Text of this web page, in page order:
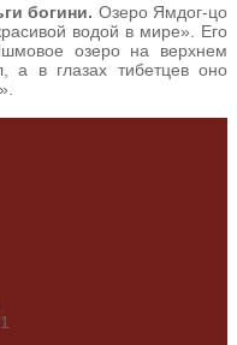
богини. Озеро Ямдог-цо
водой в мире». Его
озеро на верхнем
а в глазах тибетцев оно